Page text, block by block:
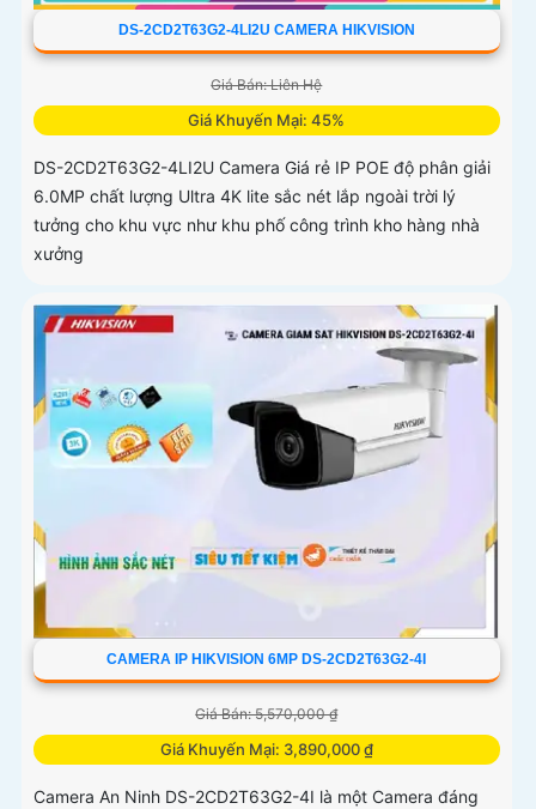
DS-2CD2T63G2-4LI2U CAMERA HIKVISION
Giá Bán: Liên Hệ
Giá Khuyến Mại: 45%
DS-2CD2T63G2-4LI2U Camera Giá rẻ IP POE độ phân giải
6.0MP chất lượng Ultra 4K lite sắc nét lắp ngoài trời lý
tưởng cho khu vực như khu phố công trình kho hàng nhà
xưởng
CAMERA IP HIKVISION 6MP DS-2CD2T63G2-4I
Giá Bán: 5,570,000 ₫
Giá Khuyến Mại: 3,890,000 ₫
Camera An Ninh DS-2CD2T63G2-4I là một Camera đáng